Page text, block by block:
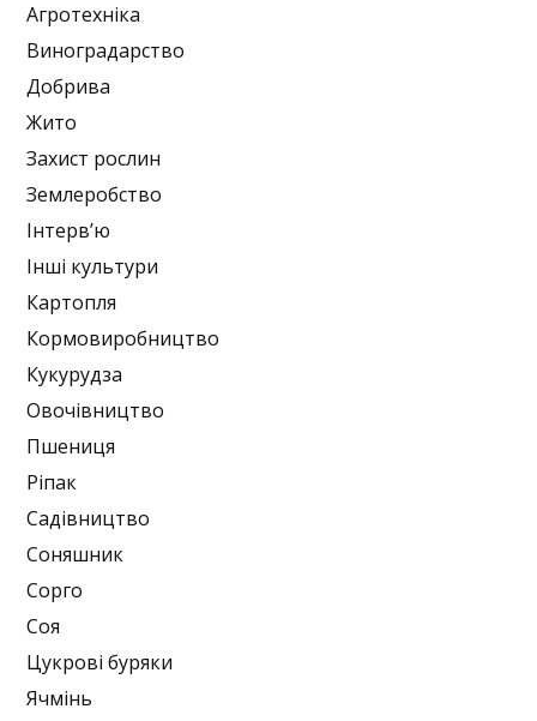
Агротехніка
Виноградарство
Добрива
Жито
Захист рослин
Землеробство
Інтерв’ю
Інші культури
Картопля
Кормовиробництво
Кукурудза
Овочівництво
Пшениця
Ріпак
Садівництво
Соняшник
Сорго
Соя
Цукрові буряки
Ячмінь